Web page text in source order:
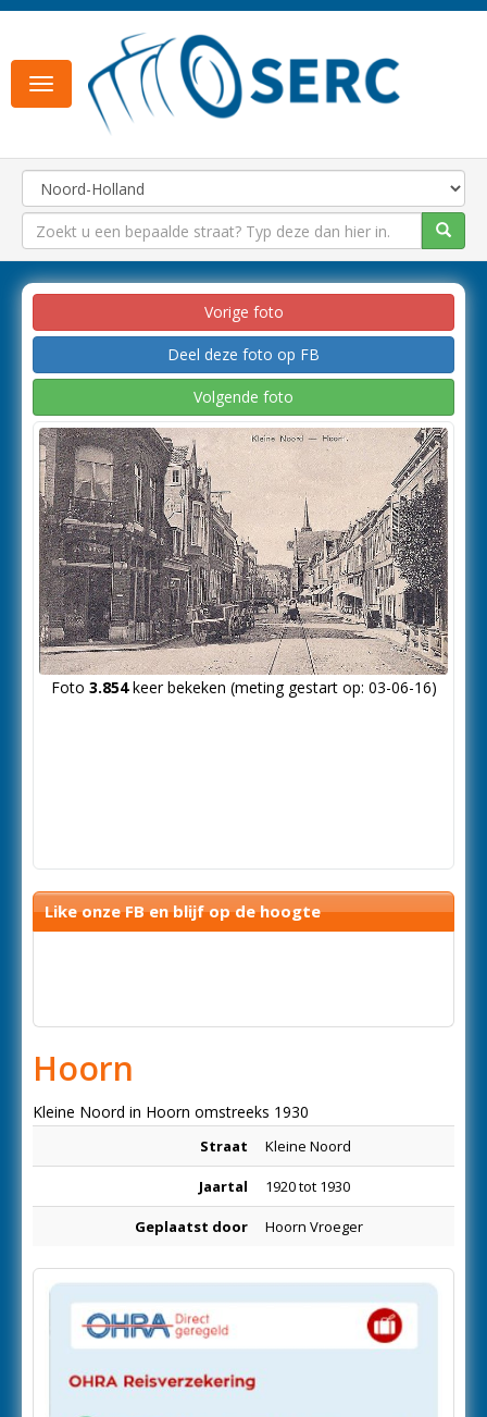
Toggle
navigation
Vorige foto
Deel deze foto op FB
Volgende foto
Foto 3.854keer bekeken (meting gestart op: 03-06-16)
Like onze FB en blijf op de hoogte
Hoorn
Kleine Noord in Hoorn omstreeks 1930
Straat Kleine Noord
Jaartal 1920 tot 1930
Geplaatst door Hoorn Vroeger